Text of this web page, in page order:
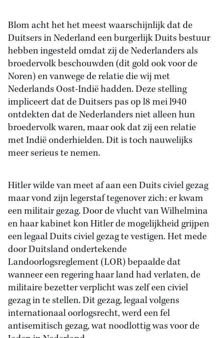
Blom acht het het meest waarschijnlijk dat de
Duitsers in Nederland een burgerlijk Duits bestuur
hebben ingesteld omdat zij de Nederlanders als
broedervolk beschouwden (dit gold ook voor de
Noren) en vanwege de relatie die wij met
Nederlands Oost-Indië hadden. Deze stelling
impliceert dat de Duitsers pas op l8 mei l940
ontdekten dat de Nederlanders niet alleen hun
broedervolk waren, maar ook dat zij een relatie
met Indië onderhielden. Dit is toch nauwelijks
meer serieus te nemen.
Hitler wilde van meet af aan een Duits civiel gezag
maar vond zijn legerstaf tegenover zich: er kwam
een militair gezag. Door de vlucht van Wilhelmina
en haar kabinet kon Hitler de mogelijkheid grijpen
een legaal Duits civiel gezag te vestigen. Het mede
door Duitsland ondertekende
Landoorlogsreglement (LOR) bepaalde dat
wanneer een regering haar land had verlaten, de
militaire bezetter verplicht was zelf een civiel
gezag in te stellen. Dit gezag, legaal volgens
internationaal oorlogsrecht, werd een fel
antisemitisch gezag, wat noodlottig was voor de